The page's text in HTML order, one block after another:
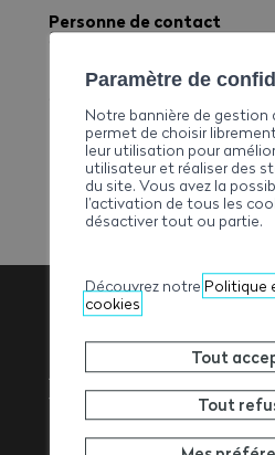
Personne de contact
Comte Fabrice William
E-mail
Téléphone
+41793755645
Association
Valaisanne
Paramètre de
Notre bannière de gestion
permet de choisir
leur utilisation pour
utilisateur et réaliser des
du site. Vous avez la
l’activation de tous les
désactiver tout ou partie.
Découvrez notre Politique
cookies
Tout
Tout